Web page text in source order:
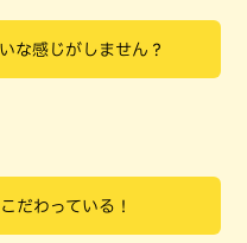
な感じがしません？
だわっている！